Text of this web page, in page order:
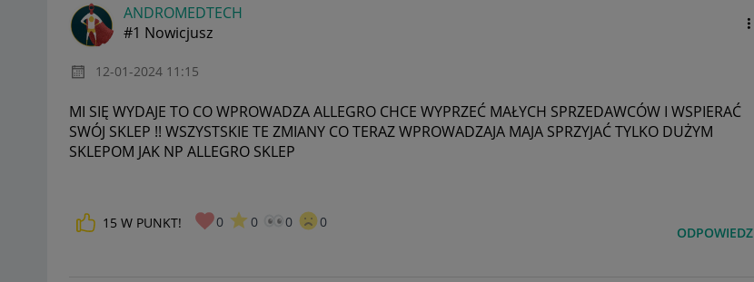
ANDROMEDTECH
#1 Nowicjusz
‎12-01-2024 11:15
MI SIĘ WYDAJE TO CO WPROWADZA ALLEGRO CHCE WYPRZEĆ MAŁYCH SPRZEDAWCÓW I WSPIERAĆ
SWÓJ SKLEP !! WSZYSTSKIE TE ZMIANY CO TERAZ WPROWADZAJA MAJA SPRZYJAĆ TYLKO DUŻYM
SKLEPOM JAK NP ALLEGRO SKLEP
15 W PUNKT! 0 0 0 0
ODPOWIEDZ